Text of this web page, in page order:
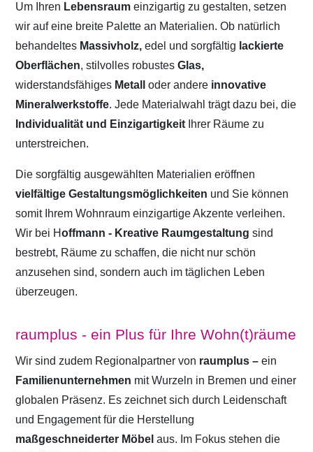
Um Ihren Lebensraumeinzigartig zu gestalten, setzen
wir auf eine breite Palette an Materialien. Ob natürlich
behandeltes Massivholz, edel und sorgfältig lackierte
Oberflächen, stilvolles robustesGlas,
widerstandsfähiges Metalloder andere innovative
Mineralwerkstoffe. Jede Materialwahl trägt dazu bei, die
Individualität und Einzigartigkeit Ihrer Räume zu
unterstreichen.
Die sorgfältig ausgewählten Materialien eröffnen
vielfältige Gestaltungsmöglichkeiten und Sie können
somit Ihrem Wohnraum einzigartige Akzente verleihen.
Wir bei Hoffmann - Kreative Raumgestaltung sind
bestrebt, Räume zu schaffen, die nicht nur schön
anzusehen sind, sondern auch im täglichen Leben
überzeugen.
raumplus - ein Plus für Ihre Wohn(t)räume
Wir sind zudem Regionalpartner von raumplus – ein
Familienunternehmen mit Wurzeln in Bremen und einer
globalen Präsenz. Es zeichnet sich durch Leidenschaft
und Engagement für die Herstellung
maßgeschneiderter Möbelaus. Im Fokus stehen die